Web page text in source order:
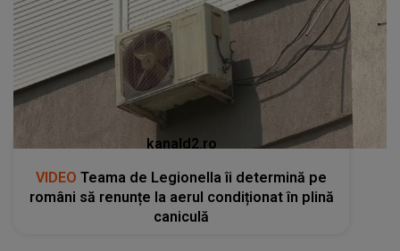
kanald2.ro
VIDEO Teama de Legionella îi determină pe
români să renunțe la aerul condiționat în plină
caniculă